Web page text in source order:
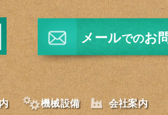
メールでのお
機械設備 会社案内